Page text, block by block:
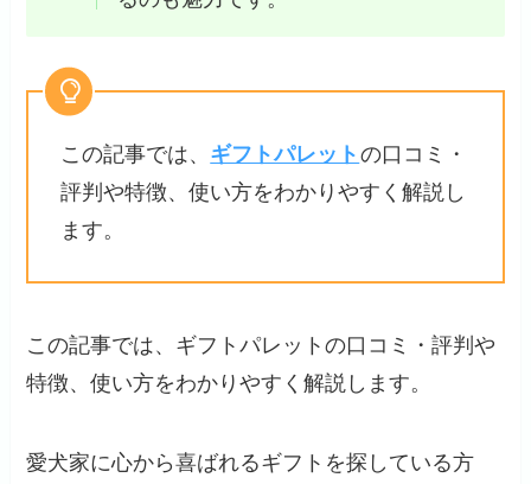
この記事では、 ギフトパレット の口コミ・
評判や特徴、使い方をわかりやすく解説し
ます。
この記事では、ギフトパレットの口コミ・評判や
特徴、使い方をわかりやすく解説します。
愛犬家に心から喜ばれるギフトを探している方